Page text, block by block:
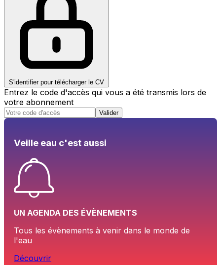
S'identifier pour télécharger le CV
Entrez le code d'accès qui vous a été transmis lors de
votre abonnement
Valider
Veille eau c'est aussi
UN AGENDA DES ÉVÈNEMENTS
Tous les évènements à venir dans le monde de
l'eau
Découvrir